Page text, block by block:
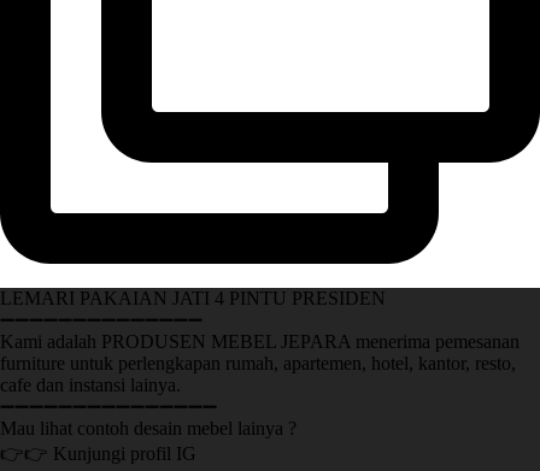
LEMARI PAKAIAN JATI 4 PINTU PRESIDEN
➖➖➖➖➖➖➖➖➖➖➖➖➖➖
Kami adalah PRODUSEN MEBEL JEPARA menerima pemesanan
furniture untuk perlengkapan rumah, apartemen, hotel, kantor, resto,
cafe dan instansi lainya.
➖➖➖➖➖➖➖➖➖➖➖➖➖➖➖
Mau lihat contoh desain mebel lainya ?
👉👉 Kunjungi profil IG